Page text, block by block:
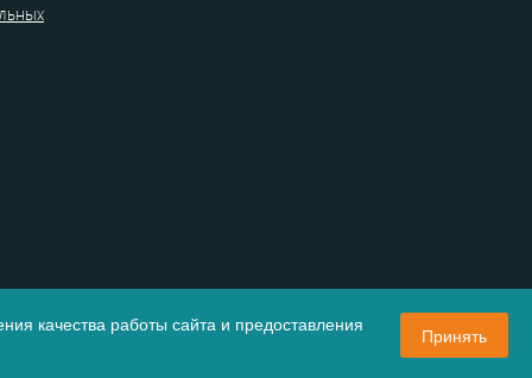
качества работы сайта и предоставления
Принять